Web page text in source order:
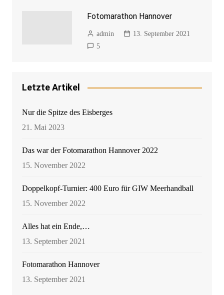
Fotomarathon Hannover
admin
13. September 2021
5
Letzte Artikel
Nur die Spitze des Eisberges
21. Mai 2023
Das war der Fotomarathon Hannover 2022
15. November 2022
Doppelkopf-Turnier: 400 Euro für GIW Meerhandball
15. November 2022
Alles hat ein Ende,…
13. September 2021
Fotomarathon Hannover
13. September 2021